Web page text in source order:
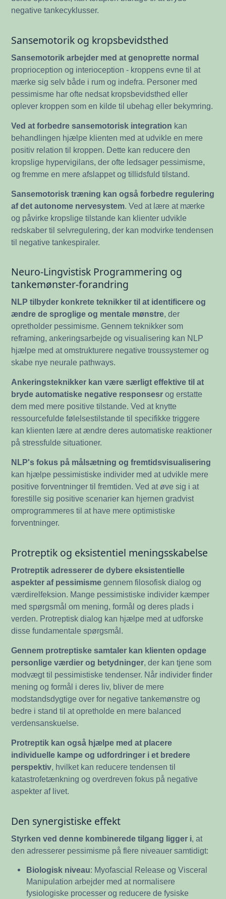
negative tankecyklusser.
Sansemotorik og kropsbevidsthed
Sansemotorik arbejder med at genoprette normal
proprioception og interioception - kroppens evne til at
mærke sig selv både i rum og indefra. Personer med
pessimisme har ofte nedsat kropsbevidsthed eller
oplever kroppen som en kilde til ubehag eller bekymring.
Ved at forbedre sansemotorisk integration kan
behandlingen hjælpe klienten med at udvikle en mere
positiv relation til kroppen. Dette kan reducere den
kropslige hypervigilans, der ofte ledsager pessimisme,
og fremme en mere afslappet og tillidsfuld tilstand.
Sansemotorisk træning kan også forbedre regulering
af det autonome nervesystem . Ved at lære at mærke
og påvirke kropslige tilstande kan klienter udvikle
redskaber til selvregulering, der kan modvirke tendensen
til negative tankespiraler.
Neuro-Lingvistisk Programmering og
tankemønster-forandring
NLP tilbyder konkrete teknikker til at identificere og
ændre de sproglige og mentale mønstre, der
opretholder pessimisme. Gennem teknikker som
reframing, ankeringsarbejde og visualisering kan NLP
hjælpe med at omstrukturere negative troussystemer og
skabe nye neurale pathways.
Ankeringsteknikker kan være særligt effektive til at
bryde automatiske negative responsesr og erstatte
dem med mere positive tilstande. Ved at knytte
ressourcefulde følelsestilstande til specifikke triggere
kan klienten lære at ændre deres automatiske reaktioner
på stressfulde situationer.
NLP's fokus på målsætning og fremtidsvisualisering
kan hjælpe pessimistiske individer med at udvikle mere
positive forventninger til fremtiden. Ved at øve sig i at
forestille sig positive scenarier kan hjernen gradvist
omprogrammeres til at have mere optimistiske
forventninger.
Protreptik og eksistentiel meningsskabelse
Protreptik adresserer de dybere eksistentielle
aspekter af pessimisme gennem filosofisk dialog og
værdirelfeksion. Mange pessimistiske individer kæmper
med spørgsmål om mening, formål og deres plads i
verden. Protreptisk dialog kan hjælpe med at udforske
disse fundamentale spørgsmål.
Gennem protreptiske samtaler kan klienten opdage
personlige værdier og betydninger, der kan tjene som
modvægt til pessimistiske tendenser. Når individer finder
mening og formål i deres liv, bliver de mere
modstandsdygtige over for negative tankemønstre og
bedre i stand til at opretholde en mere balanced
verdensanskuelse.
Protreptik kan også hjælpe med at placere
individuelle kampe og udfordringer i et bredere
perspektiv, hvilket kan reducere tendensen til
katastrofetænkning og overdreven fokus på negative
aspekter af livet.
Den synergistiske effekt
Styrken ved denne kombinerede tilgang ligger i, at
den adresserer pessimisme på flere niveauer samtidigt:
Biologisk niveau: Myofascial Release og Visceral
Manipulation arbejder med at normalisere
fysiologiske processer og reducere de fysiske